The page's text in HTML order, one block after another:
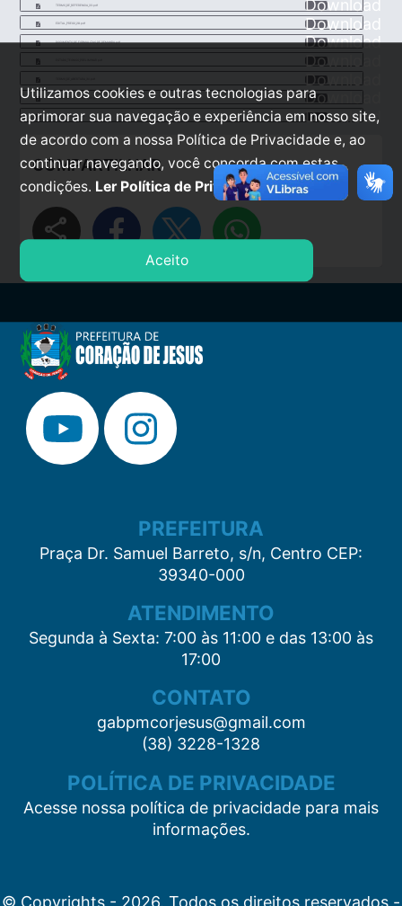
TERMO_DE_REFERENCIA_33.pdf Download
EDITAL_PREGO_28.pdf Download
DOCUMENTO_DE_FORMALIZAO_DE_DEMANDA.pdf Download
Download
Download
TERMO_DE_REFERENCIA_33.pdf Download
EDITAL_PREGO_28.pdf Download
COMPARTILHAR
share
PREFEITURA
Praça Dr. Samuel Barreto, s/n, Centro CEP:
39340-000
ATENDIMENTO
Segunda à Sexta: 7:00 às 11:00 e das 13:00 às
17:00
CONTATO
gabpmcorjesus@gmail.com
(38) 3228-1328
POLÍTICA DE PRIVACIDADE
Acesse nossa política de privacidade para mais
informações.
© Copyrights - 2026. Todos os direitos reservados -
Utilizamos cookies e outras tecnologias para
aprimorar sua navegação e experiência em nosso site,
de acordo com a nossa Política de Privacidade e, ao
continuar navegando, você concorda com estas
condições. Ler Política de Privacidade.
Aceito